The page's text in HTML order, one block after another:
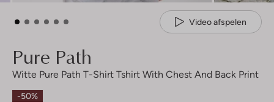
Video afspelen
Pure Path
Witte Pure Path T-Shirt Tshirt With Chest And Back Print
-50%